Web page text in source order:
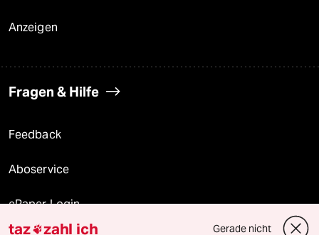
Anzeigen
Fragen & Hilfe
Feedback
Aboservice
ePaper Login
taz zahl ich Gerade nicht